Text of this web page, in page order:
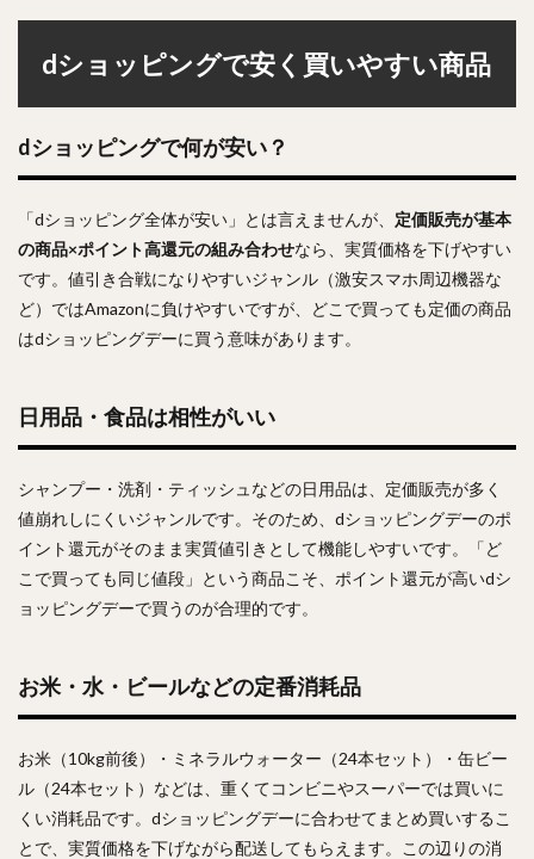
dショッピングで安く買いやすい商品
dショッピングで何が安い？
「dショッピング全体が安い」とは言えませんが、 定価販売が基本
の商品×ポイント高還元の組み合わせなら、実質価格を下げやすい
です。値引き合戦になりやすいジャンル（激安スマホ周辺機器な
ど）ではAmazonに負けやすいですが、どこで買っても定価の商品
はdショッピングデーに買う意味があります。
日用品・食品は相性がいい
シャンプー・洗剤・ティッシュなどの日用品は、定価販売が多く
値崩れしにくいジャンルです。そのため、dショッピングデーのポ
イント還元がそのまま実質値引きとして機能しやすいです。「ど
こで買っても同じ値段」という商品こそ、ポイント還元が高いdシ
ョッピングデーで買うのが合理的です。
お米・水・ビールなどの定番消耗品
お米（10kg前後）・ミネラルウォーター（24本セット）・缶ビー
ル（24本セット）などは、重くてコンビニやスーパーでは買いに
くい消耗品です。dショッピングデーに合わせてまとめ買いするこ
とで、実質価格を下げながら配送してもらえます。この辺りの消